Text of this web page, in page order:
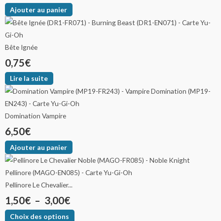
Ajouter au panier
Bête Ignée
0,75€
Lire la suite
Domination Vampire
6,50€
Ajouter au panier
Pellinore Le Chevalier...
1,50€ – 3,00€
Choix des options